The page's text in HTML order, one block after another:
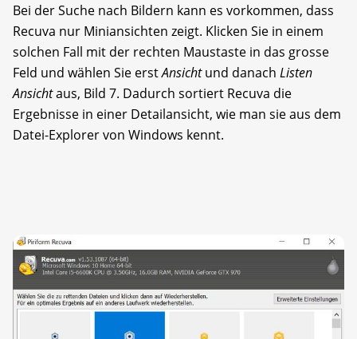
Bei der Suche nach Bildern kann es vorkommen, dass
Recuva nur Miniansichten zeigt. Klicken Sie in einem
solchen Fall mit der rechten Maustaste in das grosse
Feld und wählen Sie erstAnsichtund danach Listen
Ansichtaus, Bild 7. Dadurch sortiert Recuva die
Ergebnisse in einer Detailansicht, wie man sie aus dem
Datei-Explorer von Windows kennt.